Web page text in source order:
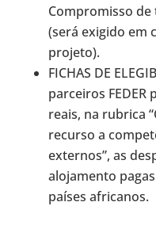
Compromisso
(será exigido em
projeto).
FICHAS DE
parceiros
reais, na rubrica
recurso a
externos”, as
alojamento
países africanos.